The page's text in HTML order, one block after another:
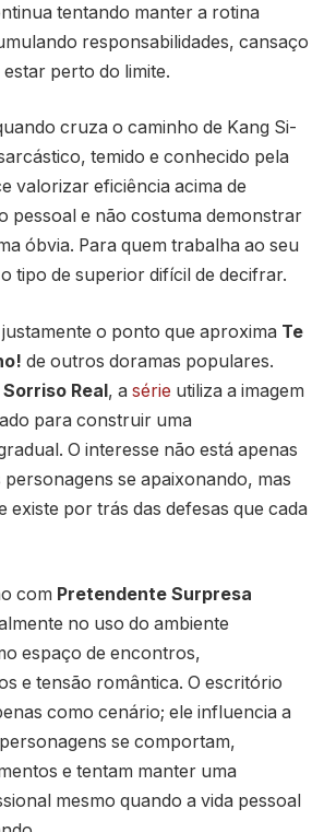
tentando manter a rotina
responsabilidades, cansaço
perto do limite.
cruza o caminho de Kang Si-
temido e conhecido pela
valorizar eficiência acima de
pessoal e não costuma demonstrar
óbvia. Para quem trabalha ao seu
tipo de superior difícil de decifrar.
justamente o ponto que aproxima Te
de outros doramas populares.
Sorriso Real, a série utiliza a imagem
para construir uma
O interesse não está apenas
se apaixonando, mas
existe por trás das defesas que cada
com Pretendente Surpresa
no uso do ambiente
espaço de encontros,
e tensão romântica. O escritório
como cenário; ele influencia a
se comportam,
e tentam manter uma
mesmo quando a vida pessoal